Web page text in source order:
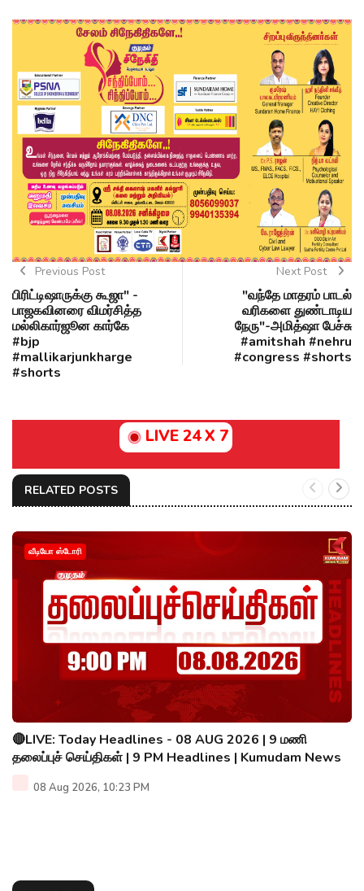
Previous Post
பிரிட்டிஷாருக்கு கூஜா" -
பாஜகவினரை விமர்சித்த
மல்லிகார்ஜூன கார்கே
#bjp
#mallikarjunkharge
#shorts
Next Post
"வந்தே மாதரம் பாடல்
வரிகளை துண்டாடிய
நேரு"-அமித்ஷா பேச்சு
#amitshah #nehru
#congress #shorts
LIVE 24 X 7
RELATED POSTS
வீடியோ ஸ்டோரி
🔴LIVE: Today Headlines - 08 AUG 2026 | 9 மணி
தலைப்புச் செய்திகள் | 9 PM Headlines | Kumudam News
08 Aug 2026, 10:23 PM